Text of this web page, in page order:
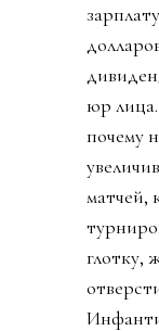
юр
почему
матчей,
глотку,